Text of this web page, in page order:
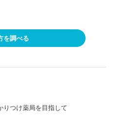
を調べる
りつけ薬局を目指して